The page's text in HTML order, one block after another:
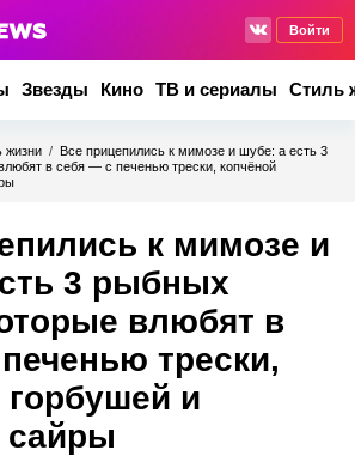
Войти
Звезды Кино ТВ и сериалы Стиль
жизни / Все прицепились к мимозе и шубе: а есть 3
в себя — с печенью трески, копчёной
к мимозе и
3 рыбных
влюбят в
трески,
горбушей и
сайры